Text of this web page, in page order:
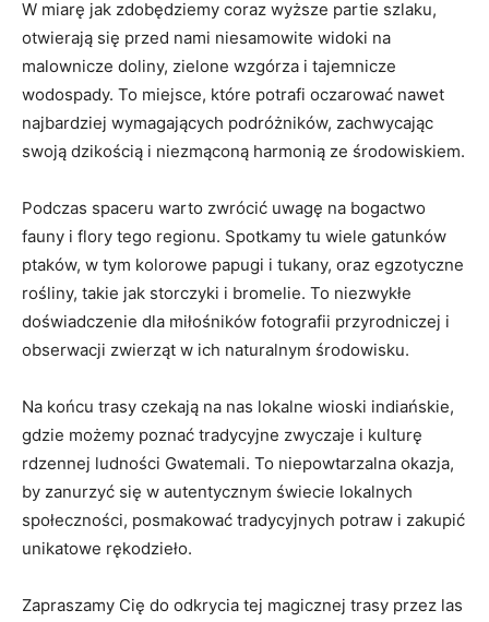
W miarę jak zdobędziemy⁢ coraz ⁤wyższe partie szlaku,
otwierają się ​przed nami niesamowite widoki na
⁤malownicze doliny, zielone ‍wzgórza i ⁢tajemnicze
wodospady. To miejsce, które potrafi oczarować nawet‌
najbardziej wymagających podróżników, zachwycając
swoją dzikością i niezmąconą ‍harmonią ze środowiskiem.
Podczas spaceru warto ⁤zwrócić‍ uwagę na‌ bogactwo
fauny ‌i flory tego regionu. Spotkamy tu wiele gatunków
ptaków, w tym ‍kolorowe papugi i tukany, oraz egzotyczne
rośliny, takie jak storczyki ‍i bromelie. To niezwykłe
doświadczenie ‍dla ‌miłośników fotografii przyrodniczej i
obserwacji zwierząt w ich naturalnym środowisku.
Na końcu‌ trasy czekają na nas lokalne wioski indiańskie,
gdzie możemy poznać tradycyjne zwyczaje ⁣i kulturę⁤
rdzennej ludności‌ Gwatemali. To‌ niepowtarzalna okazja,⁤
by zanurzyć się ‍w autentycznym świecie​ lokalnych
społeczności, posmakować tradycyjnych​ potraw i zakupić
unikatowe rękodzieło.
Zapraszamy​ Cię do odkrycia tej magicznej⁤ trasy przez las